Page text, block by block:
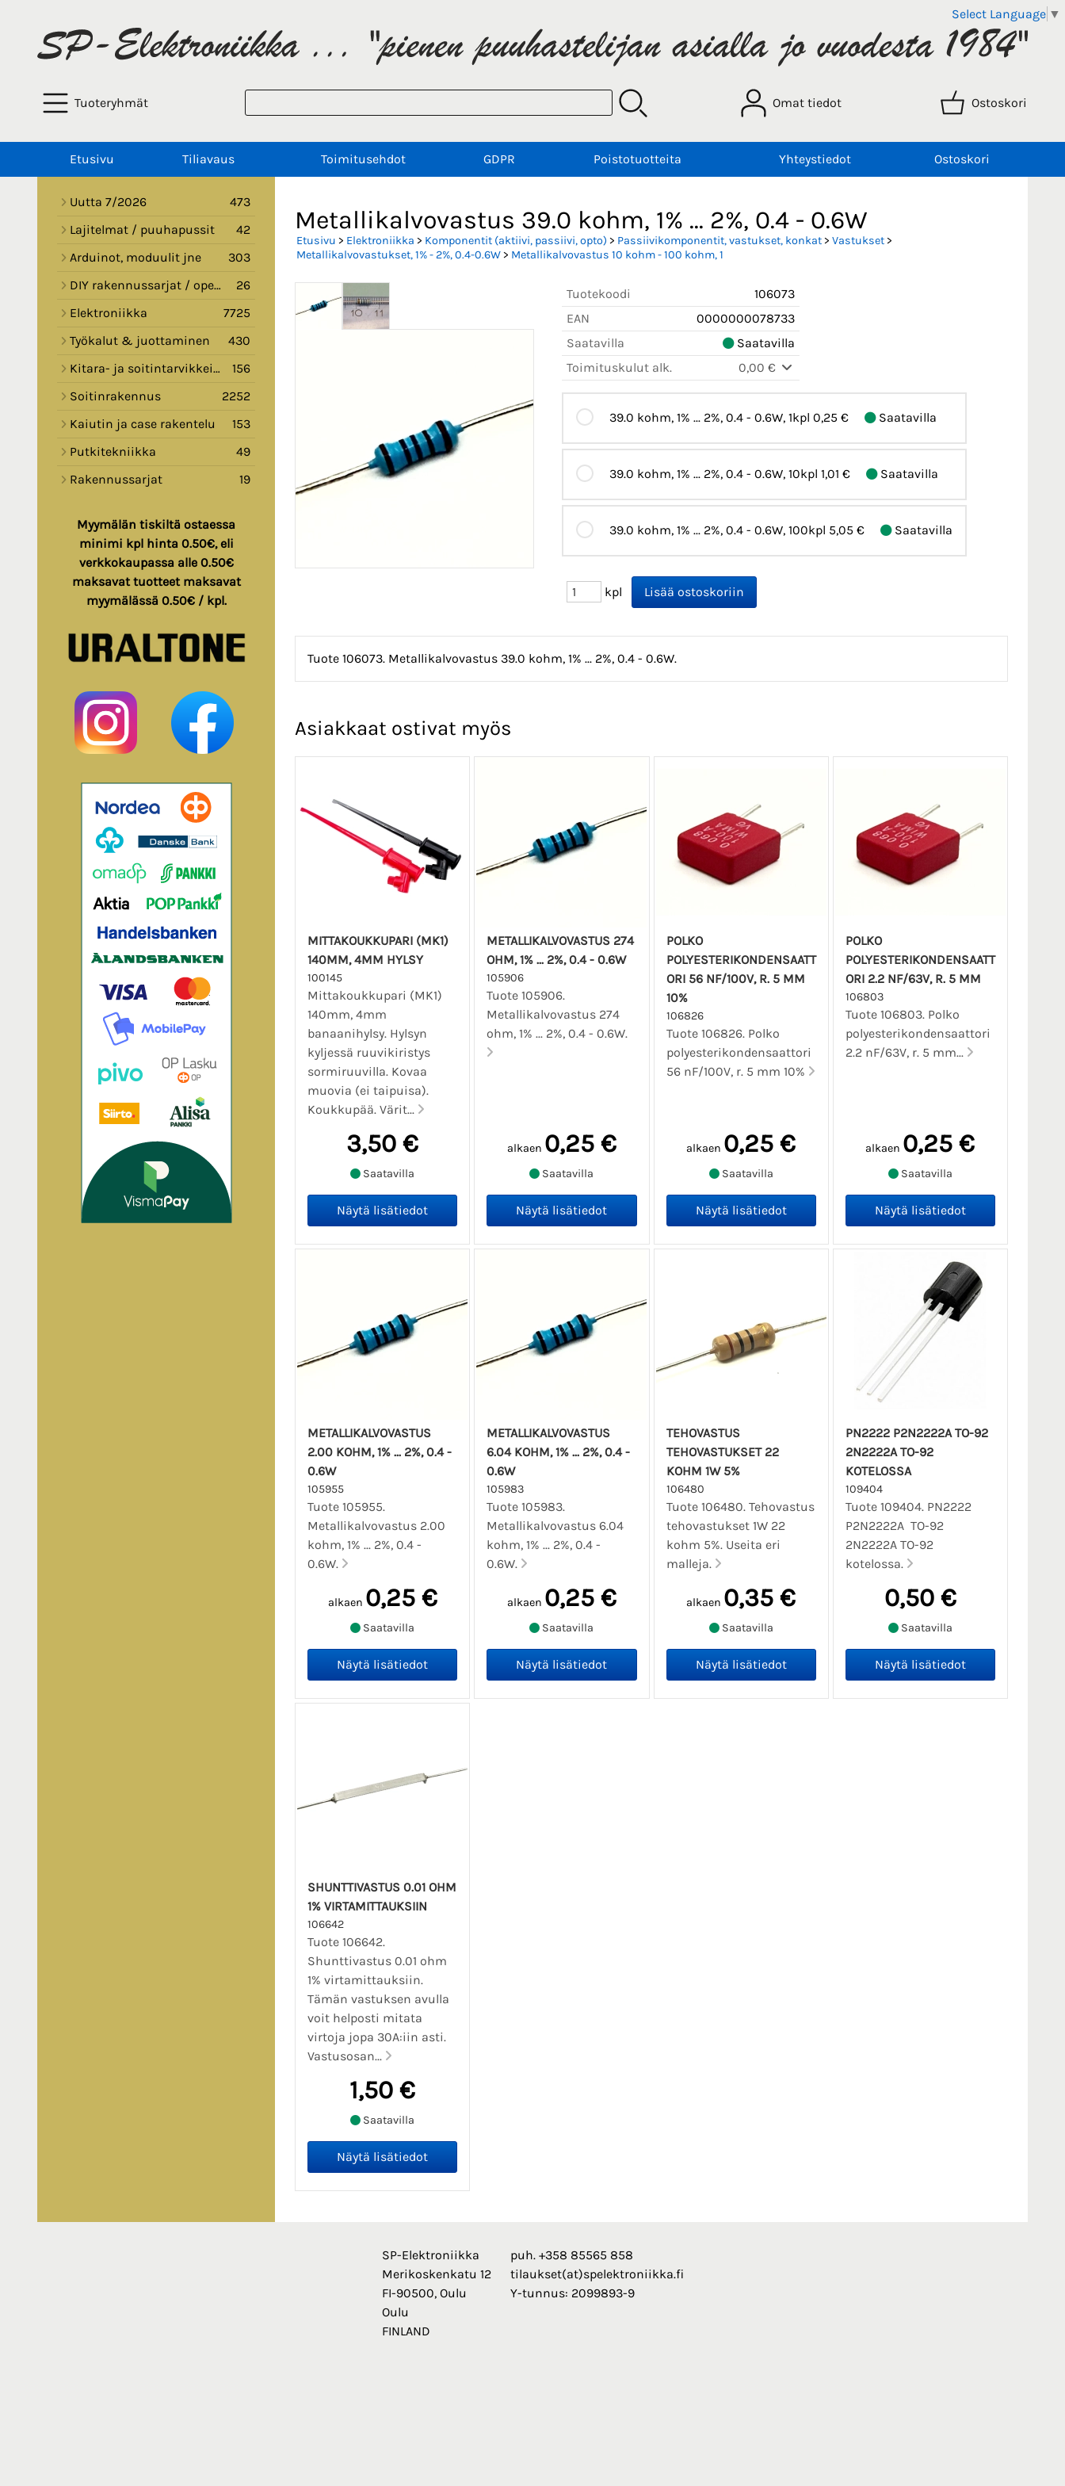
Select Language ▼
Tuoteryhmät Omat tiedot Ostoskori
Etusivu Tiliavaus Toimitusehdot GDPR Poistotuotteita Yhteystiedot Ostoskori
Uutta 7/2026
473
Lajitelmat / puuhapussit
42
Arduinot, moduulit jne
303
DIY rakennussarjat / opetussarjat
26
Elektroniikka
7725
Työkalut & juottaminen
430
Kitara- ja soitintarvikkeita
156
Soitinrakennus
2252
Kaiutin ja case rakentelu
153
Putkitekniikka
49
Rakennussarjat
19
Myymälän tiskiltä ostaessa
minimi kpl hinta 0.50€, eli
verkkokaupassa alle 0.50€
maksavat tuotteet maksavat
myymälässä 0.50€ / kpl.
Metallikalvovastus 39.0 kohm, 1% ... 2%, 0.4 - 0.6W
Etusivu > Elektroniikka > Komponentit (aktiivi, passiivi, opto) > Passiivikomponentit, vastukset, konkat> Vastukset>
Metallikalvovastukset, 1% - 2%, 0.4-0.6W> Metallikalvovastus 10 kohm - 100 kohm, 1
Tuotekoodi
106073
EAN
0000000078733
Saatavilla
Saatavilla
Toimituskulut alk.
0,00 €
39.0 kohm, 1% ... 2%, 0.4 - 0.6W, 1kpl 0,25 € Saatavilla
39.0 kohm, 1% ... 2%, 0.4 - 0.6W, 10kpl 1,01 € Saatavilla
39.0 kohm, 1% ... 2%, 0.4 - 0.6W, 100kpl 5,05 € Saatavilla
kpl
Tuote 106073. Metallikalvovastus 39.0 kohm, 1% ... 2%, 0.4 - 0.6W.
Asiakkaat ostivat myös
MITTAKOUKKUPARI (MK1)
140MM, 4MM HYLSY
100145
Mittakoukkupari (MK1)
140mm, 4mm
banaanihylsy. Hylsyn
kyljessä ruuvikiristys
sormiruuvilla. Kovaa
muovia (ei taipuisa).
Koukkupää. Värit...
3,50 €
Saatavilla
METALLIKALVOVASTUS 274
OHM, 1% ... 2%, 0.4 - 0.6W
105906
Tuote 105906.
Metallikalvovastus 274
ohm, 1% ... 2%, 0.4 - 0.6W.
alkaen 0,25 €
Saatavilla
POLKO
POLYESTERIKONDENSAATT
ORI 56 NF/100V, R. 5 MM
10%
106826
Tuote 106826. Polko
polyesterikondensaattori
56 nF/100V, r. 5 mm 10%
alkaen 0,25 €
Saatavilla
POLKO
POLYESTERIKONDENSAATT
ORI 2.2 NF/63V, R. 5 MM
106803
Tuote 106803. Polko
polyesterikondensaattori
2.2 nF/63V, r. 5 mm...
alkaen 0,25 €
Saatavilla
METALLIKALVOVASTUS
2.00 KOHM, 1% ... 2%, 0.4 -
0.6W
105955
Tuote 105955.
Metallikalvovastus 2.00
kohm, 1% ... 2%, 0.4 -
0.6W.
alkaen 0,25 €
Saatavilla
METALLIKALVOVASTUS
6.04 KOHM, 1% ... 2%, 0.4 -
0.6W
105983
Tuote 105983.
Metallikalvovastus 6.04
kohm, 1% ... 2%, 0.4 -
0.6W.
alkaen 0,25 €
Saatavilla
TEHOVASTUS
TEHOVASTUKSET 22
KOHM 1W 5%
106480
Tuote 106480. Tehovastus
tehovastukset 1W 22
kohm 5%. Useita eri
malleja.
alkaen 0,35 €
Saatavilla
PN2222 P2N2222A TO-92
2N2222A TO-92
KOTELOSSA
109404
Tuote 109404. PN2222
P2N2222A TO-92
2N2222A TO-92
kotelossa.
0,50 €
Saatavilla
SHUNTTIVASTUS 0.01 OHM
1% VIRTAMITTAUKSIIN
106642
Tuote 106642.
Shunttivastus 0.01 ohm
1% virtamittauksiin.
Tämän vastuksen avulla
voit helposti mitata
virtoja jopa 30A:iin asti.
Vastusosan...
1,50 €
Saatavilla
SP-Elektroniikka
Merikoskenkatu 12
FI-90500, Oulu
Oulu
FINLAND
puh. +358 85565 858
tilaukset(at)spelektroniikka.fi
Y-tunnus: 2099893-9